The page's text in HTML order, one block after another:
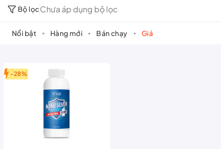
Bộ lọcChưa áp dụng bộ lọc
Nổi bật Hàng mới Bán chạy Giá
-28%